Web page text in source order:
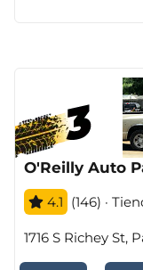
O'Reilly Auto
4.1 (146) ·
1716 S Richey St,